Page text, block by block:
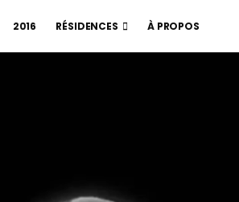
2016 RÉSIDENCES À PROPOS